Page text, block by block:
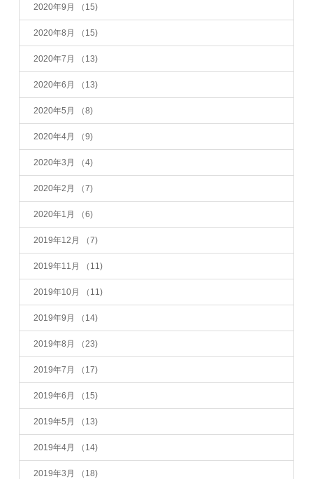
2020年9月 （15)
2020年8月 （15)
2020年7月 （13)
2020年6月 （13)
2020年5月 （8)
2020年4月 （9)
2020年3月 （4)
2020年2月 （7)
2020年1月 （6)
2019年12月 （7)
2019年11月 （11)
2019年10月 （11)
2019年9月 （14)
2019年8月 （23)
2019年7月 （17)
2019年6月 （15)
2019年5月 （13)
2019年4月 （14)
2019年3月 （18)